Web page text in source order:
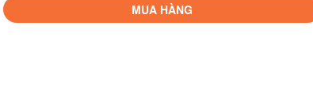
MUA HÀNG